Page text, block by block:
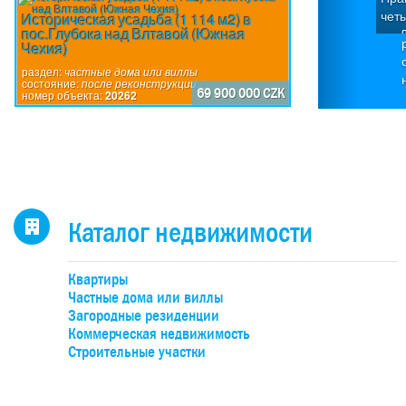
Историческая усадьба (1 114 м2) в
пос.Глубока над Влтавой (Южная
Чехия)
раздел:частные дома или виллы
состояние:после реконструкции
номер объекта:20262 69 900 000 CZK
Каталог недвижимости
Квартиры
Частные дома или виллы
Загородные резиденции
Коммерческая недвижимость
Строительные участки